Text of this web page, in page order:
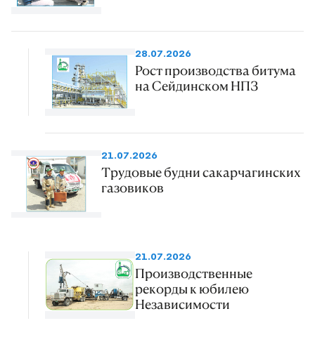
28.07.2026
Рост производства битума
на Сейдинском НПЗ
21.07.2026
Трудовые будни сакарчагинских
газовиков
21.07.2026
Производственные
рекорды к юбилею
Независимости